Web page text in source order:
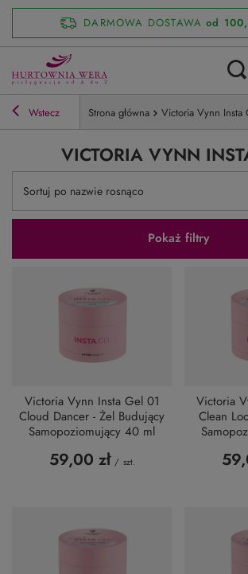
DARMOWA DOSTAWA od
Wstecz Strona główna Victoria Vynn Insta
VICTORIA VYNN
Zmień sortowanie
Sortuj po nazwie rosnąco
Pokaż filtry
Victoria Vynn Insta Gel 01
Cloud Dancer - Żel Budujący
Samopoziomujący 40 ml
59,00 zł / szt.
Victoria
Clean